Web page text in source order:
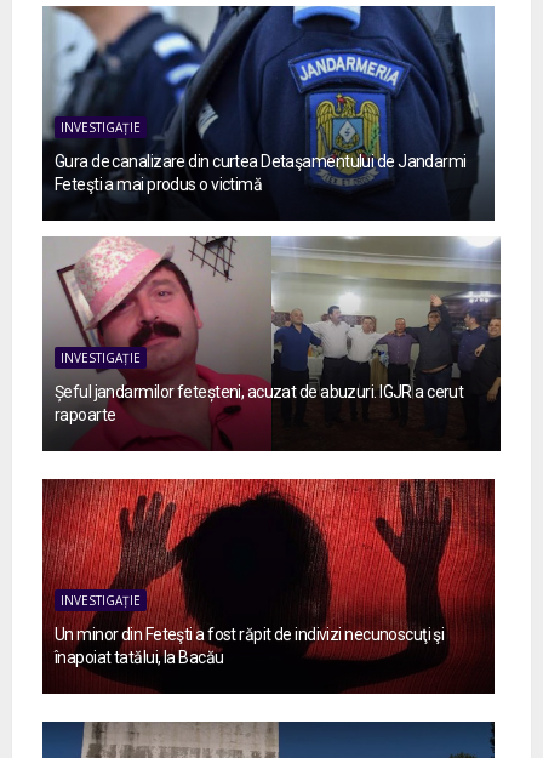
INVESTIGAȚIE
Gura de canalizare din curtea Detaşamentului de Jandarmi
Feteşti a mai produs o victimă
INVESTIGAȚIE
Șeful jandarmilor feteșteni, acuzat de abuzuri. IGJR a cerut
rapoarte
INVESTIGAȚIE
Un minor din Feteşti a fost răpit de indivizi necunoscuţi şi
înapoiat tatălui, la Bacău